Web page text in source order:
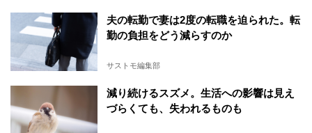
夫の転勤で妻は2度の転職を迫られた。転
勤の負担をどう減らすのか
サストモ編集部
減り続けるスズメ。生活への影響は見え
づらくても、失われるものも